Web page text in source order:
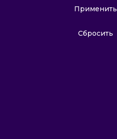
UniWeb
Your Net
Применить
Сбросить